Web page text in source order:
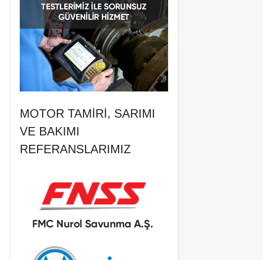
MOTOR TAMIRI, SARIMI
VE BAKIMI
REFERANSLARIMIZ